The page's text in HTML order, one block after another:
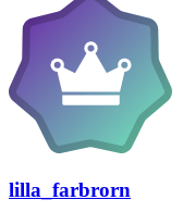
lilla_farbrorn